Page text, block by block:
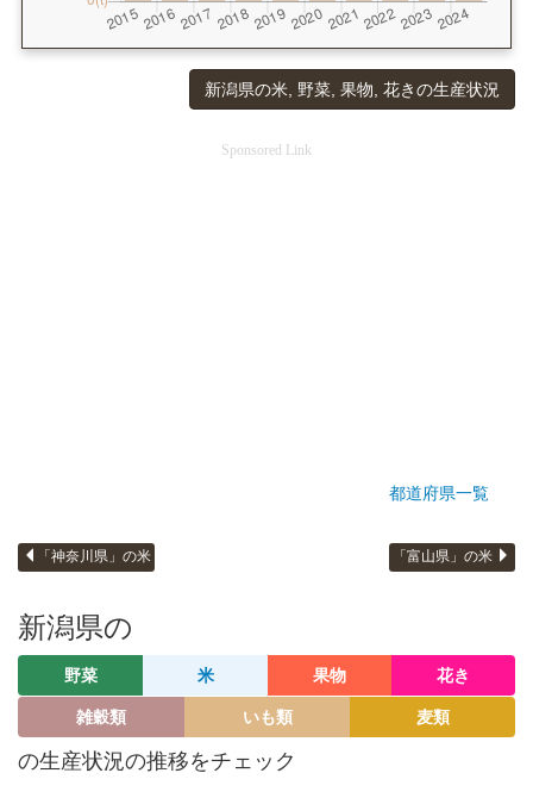
新潟県の米, 野菜, 果物, 花きの生産状況
Sponsored Link
都道府県一覧
「神奈川県」の米 「富山県」の米
新潟県の
野菜 米 果物 花き
雑穀類 いも類 麦類
の生産状況の推移をチェック